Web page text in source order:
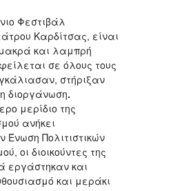
Φεστιβάλ
Καρδίτσας, είναι
και λαμπρή
σε όλους τους
στήριξαν
διοργάνωση.
μερίδιο της
ανήκει
Ένωση Πολιτιστικών
οι διοικούντες της
εργάστηκαν και
και μεράκι